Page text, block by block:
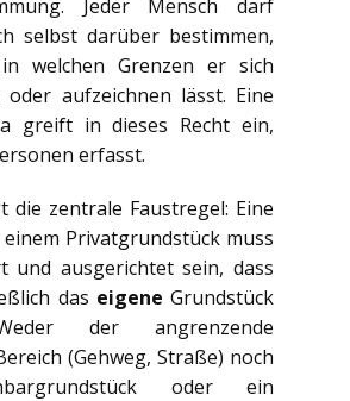
Jeder Mensch darf
selbst darüber bestimmen,
welchen Grenzen er sich
oder aufzeichnen lässt. Eine
greift in dieses Recht ein,
erfasst.
die zentrale Faustregel: Eine
Privatgrundstück muss
und ausgerichtet sein, dass
das eigene Grundstück
der angrenzende
(Gehweg, Straße) noch
oder ein